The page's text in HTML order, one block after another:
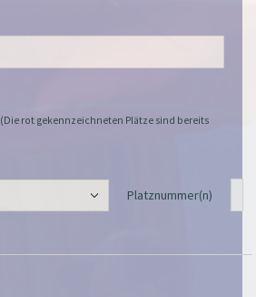
(Die rot gekennzeichneten Plätze sind bereits
Platznummer(n)